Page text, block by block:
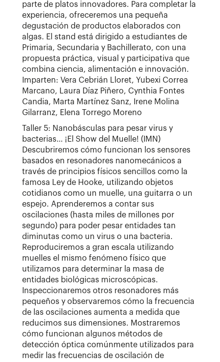
parte de platos innovadores. Para completar la
experiencia, ofreceremos una pequeña
degustación de productos elaborados con
algas. El stand está dirigido a estudiantes de
Primaria, Secundaria y Bachillerato, con una
propuesta práctica, visual y participativa que
combina ciencia, alimentación e innovación.
Imparten: Vera Cebrián Lloret, Yubexi Correa
Marcano, Laura Díaz Piñero, Cynthia Fontes
Candia, Marta Martínez Sanz, Irene Molina
Gilarranz, Elena Torrego Moreno
Taller 5: Nanobásculas para pesar virus y
bacterias… ¡El Show del Muelle! (IMN)
Descubriremos cómo funcionan los sensores
basados en resonadores nanomecánicos a
través de principios físicos sencillos como la
famosa Ley de Hooke, utilizando objetos
cotidianos como un muelle, una guitarra o un
espejo. Aprenderemos a contar sus
oscilaciones (hasta miles de millones por
segundo) para poder pesar entidades tan
diminutas como un virus o una bacteria.
Reproduciremos a gran escala utilizando
muelles el mismo fenómeno físico que
utilizamos para determinar la masa de
entidades biológicas microscópicas.
Inspeccionaremos otros resonadores más
pequeños y observaremos cómo la frecuencia
de las oscilaciones aumenta a medida que
reducimos sus dimensiones. Mostraremos
cómo funcionan algunos métodos de
detección óptica comúnmente utilizados para
medir las frecuencias de oscilación de